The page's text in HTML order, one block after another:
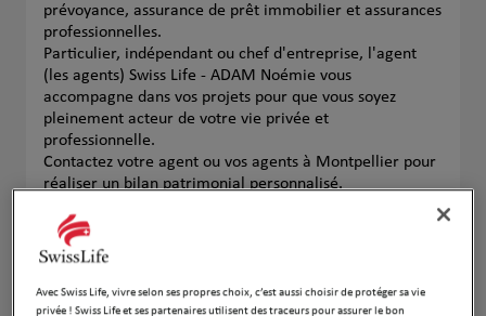
prévoyance, assurance de prêt immobilier et assurances
professionnelles.
Particulier, indépendant ou chef d'entreprise, l'agent
(les agents) Swiss Life - ADAM Noémie vous
accompagne dans vos projets pour que vous soyez
pleinement acteur de votre vie privée et
professionnelle.
Contactez votre agent ou vos agents à Montpellier pour
réaliser un bilan patrimonial personnalisé.
Avec Swiss Life, vivre selon ses propres choix, c’est aussi choisir de protéger sa vie
privée ! Swiss Life et ses partenaires utilisent des traceurs pour assurer le bon